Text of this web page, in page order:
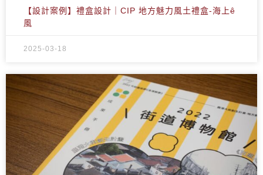
【設計案例】禮盒設計｜CIP 地方魅力風土禮盒-海上ê
風
2025-03-18